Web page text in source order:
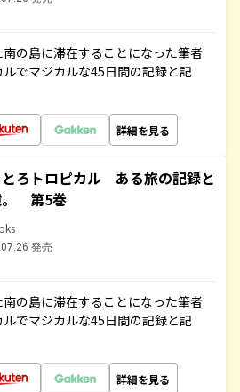
の島に滞在することになった筆者
でマジカルな45日間の記録と記
詳細を見る
とろトロピカル ある旅の記録と
。 第5巻
発売
の島に滞在することになった筆者
でマジカルな45日間の記録と記
詳細を見る